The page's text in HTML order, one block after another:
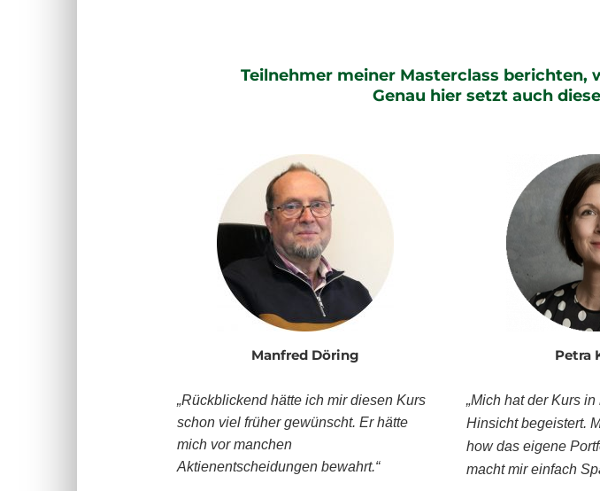
Teilnehmer meiner Masterclass berichten,
Genau hier setzt auch
Manfred Döring
„Rückblickend hätte ich mir diesen Kurs
schon viel früher gewünscht. Er hätte
mich vor manchen
Aktienentscheidungen bewahrt.“
Petra
„Mich hat der Kurs
Hinsicht begeistert.
how das eigene
macht mir einfach